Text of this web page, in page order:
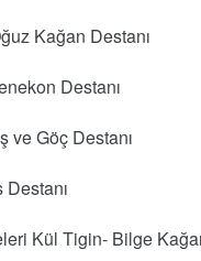
Kağan Destanı
Destanı
ve Göç Destanı
Destanı
Kül Tigin- Bilge